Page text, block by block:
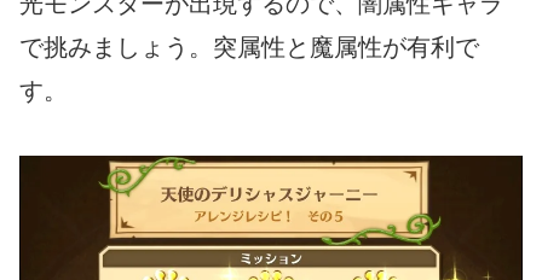
で挑みましょう。突属性と魔属性が有利で
す。